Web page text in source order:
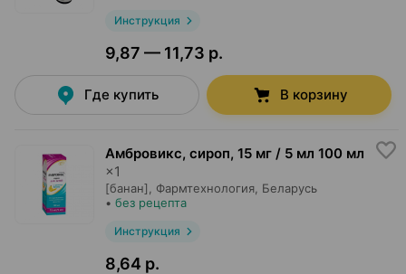
Инструкция
9,87 — 11,73 р.
Где купить В корзину
Амбровикс, сироп, 15 мг / 5 мл 100 мл
×1
[банан], Фармтехнология , Беларусь
• без рецепта
Инструкция
8,64 р.